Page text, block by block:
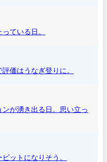
ている日。
価はうなぎ登りに。
ンが湧き出る日。思い立っ
ットになりそう。